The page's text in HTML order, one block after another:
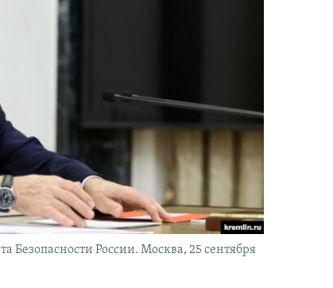
Безопасности России. Москва, 25 сентября